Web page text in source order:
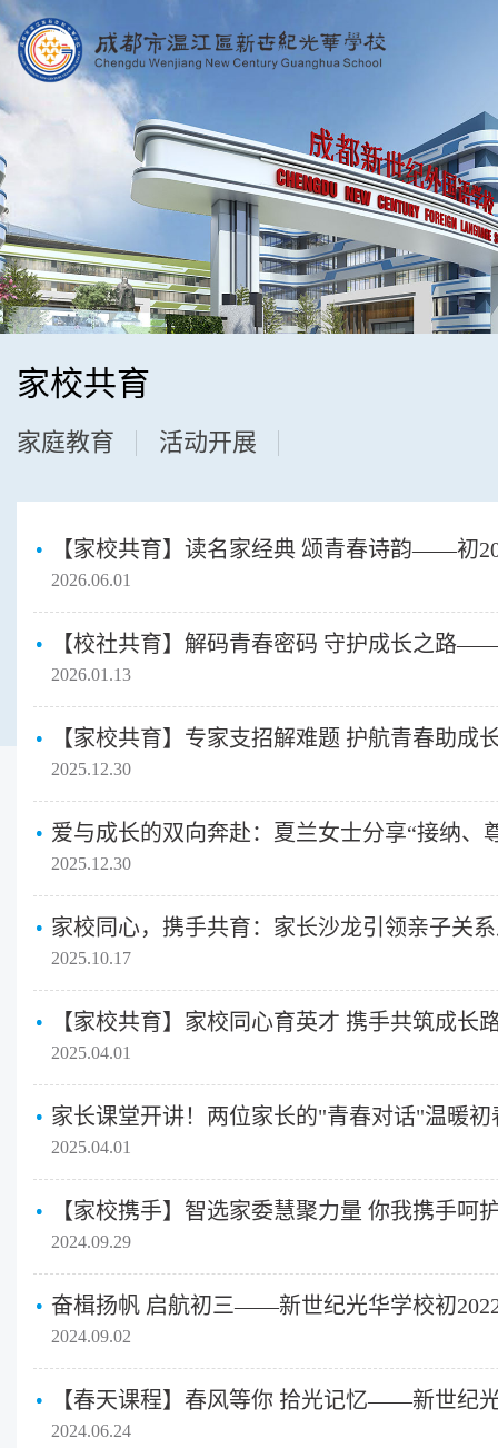
家校共育
家庭教育 活动开展
2026.06.01
2026.01.13
2025.12.30
2025.12.30
2025.10.17
2025.04.01
家长课堂开讲！两位家长的"青春对话"温暖初
2025.04.01
2024.09.29
2024.09.02
2024.06.24